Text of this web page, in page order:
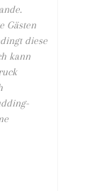
Gästen
diese
kann